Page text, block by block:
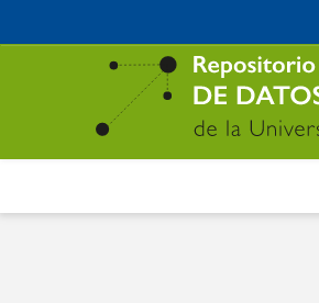
contenido